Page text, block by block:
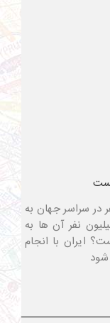
و 235 میلیون نفر در سراسر جهان به
دیگر سفر می کنند که 88.9 میلیون نفر آن ها به
ایران با انجام